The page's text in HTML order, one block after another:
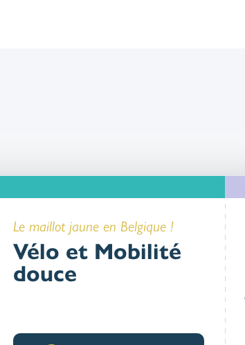
Le maillot jaune en Belgique !
Vélo et Mobilité
douce